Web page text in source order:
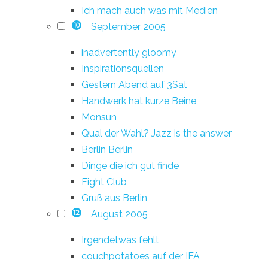
Ich mach auch was mit Medien
10 September 2005
inadvertently gloomy
Inspirationsquellen
Gestern Abend auf 3Sat
Handwerk hat kurze Beine
Monsun
Qual der Wahl? Jazz is the answer
Berlin Berlin
Dinge die ich gut finde
Fight Club
Gruß aus Berlin
12 August 2005
Irgendetwas fehlt
couchpotatoes auf der IFA